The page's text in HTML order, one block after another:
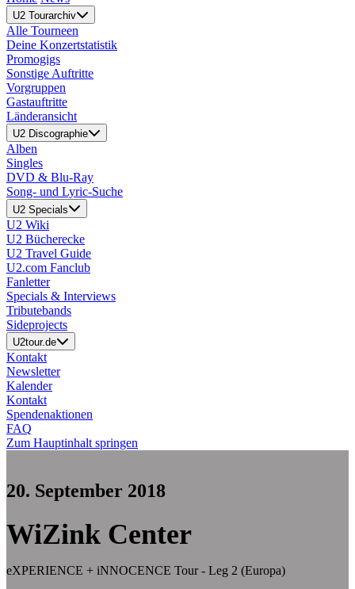
U2 Tourarchiv
Alle Tourneen
Deine Konzertstatistik
Promogigs
Sonstige Auftritte
Vorgruppen
Gastauftritte
Länderansicht
U2 Discographie
Alben
Singles
DVD & Blu-Ray
Song- und Lyric-Suche
U2 Specials
U2 Wiki
U2 Bücherecke
U2 Travel Guide
U2.com Fanclub
Fanletter
Specials & Interviews
Tributebands
Sideprojects
U2tour.de
Kontakt
Newsletter
Kalender
Kontakt
Spendenaktionen
FAQ
Zum Hauptinhalt springen
20. September 2018
WiZink Center
eXPERIENCE + iNNOCENCE Tour - Leg 2 (Europa)